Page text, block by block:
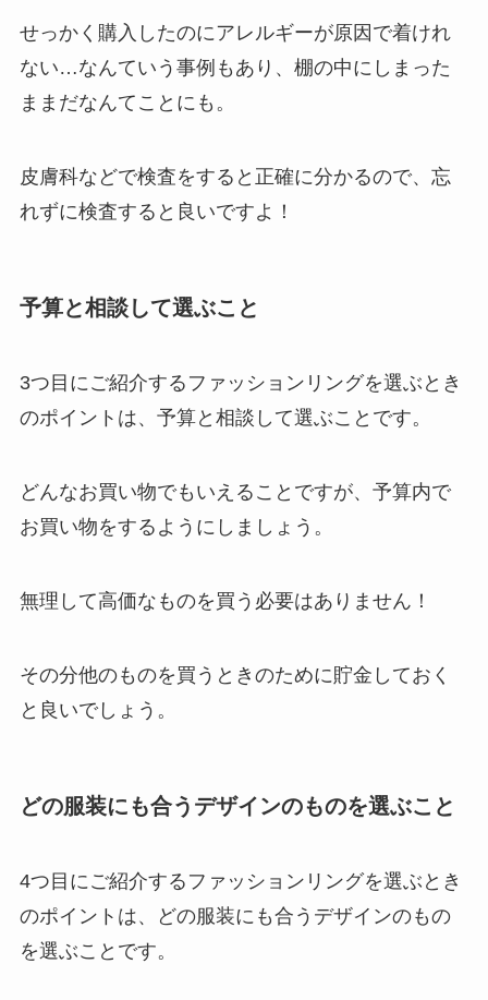
せっかく購入したのにアレルギーが原因で着けれ
ない…なんていう事例もあり、棚の中にしまった
ままだなんてことにも。
皮膚科などで検査をすると正確に分かるので、忘
れずに検査すると良いですよ！
予算と相談して選ぶこと
3つ目にご紹介するファッションリングを選ぶとき
のポイントは、予算と相談して選ぶことです。
どんなお買い物でもいえることですが、予算内で
お買い物をするようにしましょう。
無理して高価なものを買う必要はありません！
その分他のものを買うときのために貯金しておく
と良いでしょう。
どの服装にも合うデザインのものを選ぶこと
4つ目にご紹介するファッションリングを選ぶとき
のポイントは、どの服装にも合うデザインのもの
を選ぶことです。